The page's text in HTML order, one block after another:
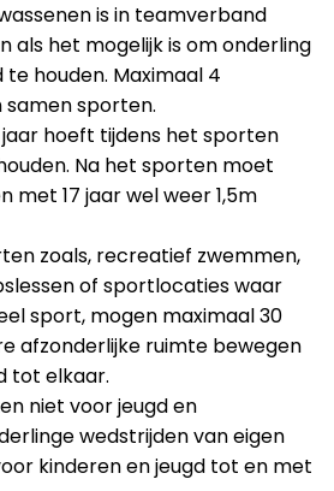
is in teamverband
als het mogelijk is om onderling
houden. Maximaal 4
sporten.
hoeft tijdens het sporten
Na het sporten moet
met 17 jaar wel weer 1,5m
zoals, recreatief zwemmen,
of sportlocaties waar
sport, mogen maximaal 30
afzonderlijke ruimte bewegen
tot elkaar.
niet voor jeugd en
wedstrijden van eigen
kinderen en jeugd tot en met